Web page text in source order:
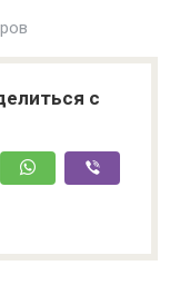
с